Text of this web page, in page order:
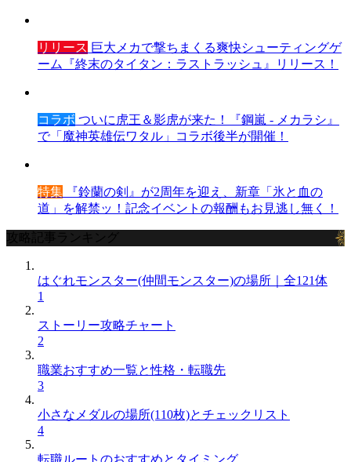
リリース 巨大メカで撃ちまくる爽快シューティングゲ
ーム『終末のタイタン：ラストラッシュ』リリース！
コラボ ついに虎王＆影虎が来た！『鋼嵐 - メカラシ』
で「魔神英雄伝ワタル」コラボ後半が開催！
特集 『鈴蘭の剣』が2周年を迎え、新章「氷と血の
道」を解禁ッ！記念イベントの報酬もお見逃し無く！
攻略記事ランキング
はぐれモンスター(仲間モンスター)の場所｜全121体
1
ストーリー攻略チャート
2
職業おすすめ一覧と性格・転職先
3
小さなメダルの場所(110枚)とチェックリスト
4
転職ルートのおすすめとタイミング